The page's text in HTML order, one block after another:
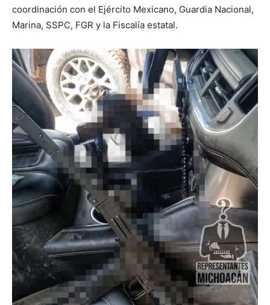
coordinación con el Ejército Mexicano, Guardia Nacional,
Marina, SSPC, FGR y la Fiscalía estatal.